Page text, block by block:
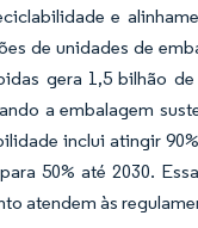
e
de unidades de
gera 1,5 bilhão
a embalagem
inclui atingir
50% até 2030.
atendem às